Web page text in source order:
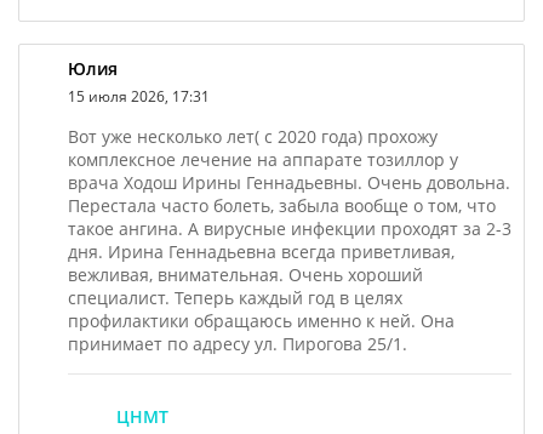
Юлия
15 июля 2026, 17:31
Вот уже несколько лет( с 2020 года) прохожу
комплексное лечение на аппарате тозиллор у
врача Ходош Ирины Геннадьевны. Очень довольна.
Перестала часто болеть, забыла вообще о том, что
такое ангина. А вирусные инфекции проходят за 2-3
дня. Ирина Геннадьевна всегда приветливая,
вежливая, внимательная. Очень хороший
специалист. Теперь каждый год в целях
профилактики обращаюсь именно к ней. Она
принимает по адресу ул. Пирогова 25/1.
ЦНМТ